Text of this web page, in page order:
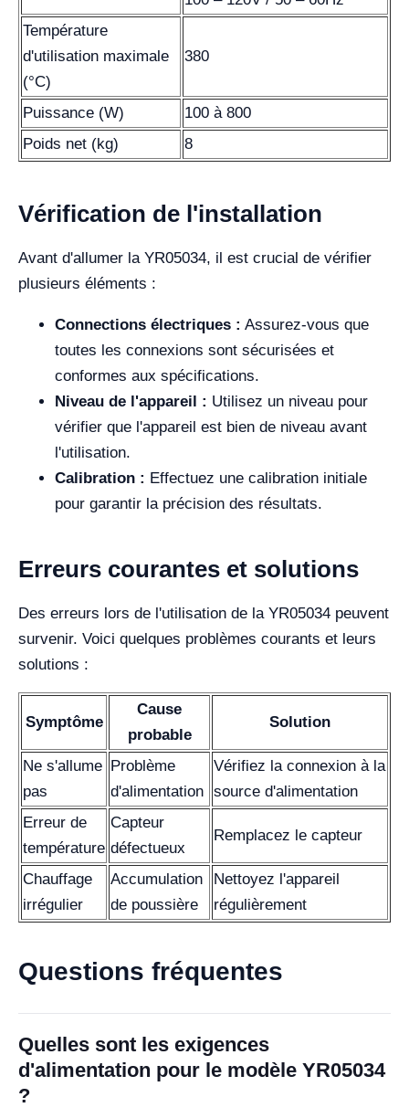
Température
d'utilisation maximale
(°C)
380
Puissance (W)
100 à 800
Poids net (kg)
8
Vérification de l'installation
Avant d'allumer la YR05034, il est crucial de vérifier
plusieurs éléments :
Connections électriques : Assurez-vous que
toutes les connexions sont sécurisées et
conformes aux spécifications.
Niveau de l'appareil : Utilisez un niveau pour
vérifier que l'appareil est bien de niveau avant
l'utilisation.
Calibration : Effectuez une calibration initiale
pour garantir la précision des résultats.
Erreurs courantes et solutions
Des erreurs lors de l'utilisation de la YR05034 peuvent
survenir. Voici quelques problèmes courants et leurs
solutions :
Symptôme
Cause
probable
Solution
Ne s'allume
pas
Problème
d'alimentation
Vérifiez la connexion à la
source d'alimentation
Erreur de
température
Capteur
défectueux
Remplacez le capteur
Chauffage
irrégulier
Accumulation
de poussière
Nettoyez l'appareil
régulièrement
Questions fréquentes
Quelles sont les exigences
d'alimentation pour le modèle YR05034
?